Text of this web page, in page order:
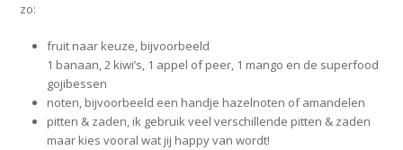
zo:
fruit naar keuze, bijvoorbeeld
1 banaan, 2 kiwi’s, 1 appel of peer, 1 mango en de superfood
gojibessen
noten, bijvoorbeeld een handje hazelnoten of amandelen
pitten & zaden, ik gebruik veel verschillende pitten & zaden
maar kies vooral wat jij happy van wordt!